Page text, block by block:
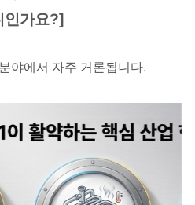
인가요?]
야에서 자주 거론됩니다.